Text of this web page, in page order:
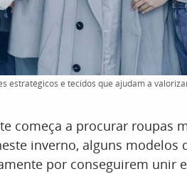
estratégicos e tecidos que ajudam a
começa a procurar roupas
inverno, alguns modelos
por conseguirem unir